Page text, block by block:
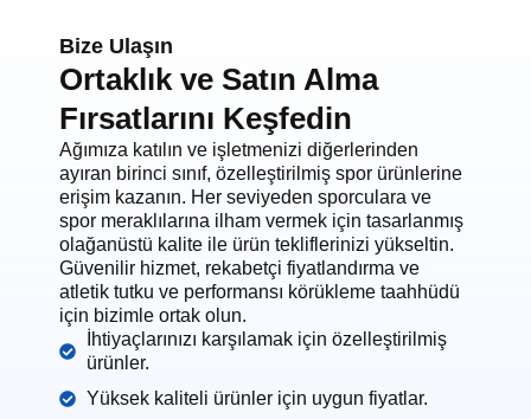
Bize Ulaşın
Ortaklık ve Satın Alma
Fırsatlarını Keşfedin
Ağımıza katılın ve işletmenizi diğerlerinden
ayıran birinci sınıf, özelleştirilmiş spor ürünlerine
erişim kazanın. Her seviyeden sporculara ve
spor meraklılarına ilham vermek için tasarlanmış
olağanüstü kalite ile ürün tekliflerinizi yükseltin.
Güvenilir hizmet, rekabetçi fiyatlandırma ve
atletik tutku ve performansı körükleme taahhüdü
için bizimle ortak olun.
İhtiyaçlarınızı karşılamak için özelleştirilmiş
ürünler.
Yüksek kaliteli ürünler için uygun fiyatlar.